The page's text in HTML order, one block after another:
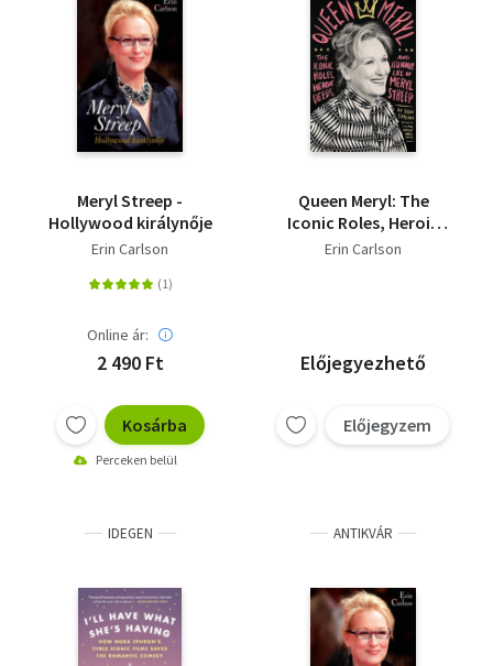
Meryl Streep -
Hollywood királynője
Erin Carlson
Online ár:
2 490 Ft
Kosárba
Perceken belül
Queen Meryl: The
Iconic Roles, Heroic
Deeds, and Legendary
Erin Carlson
Előjegyezhető
Előjegyzem
IDEGEN ANTIKVÁR